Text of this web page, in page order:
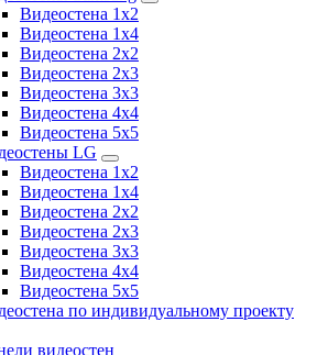
Видеостена 1x2
Видеостена 1x4
Видеостена 2x2
Видеостена 2х3
Видеостена 3x3
Видеостена 4x4
Видеостена 5x5
LG
Видеостена 1x2
Видеостена 1x4
Видеостена 2x2
Видеостена 2x3
Видеостена 3x3
Видеостена 4x4
Видеостена 5x5
по индивидуальному проекту
видеостен